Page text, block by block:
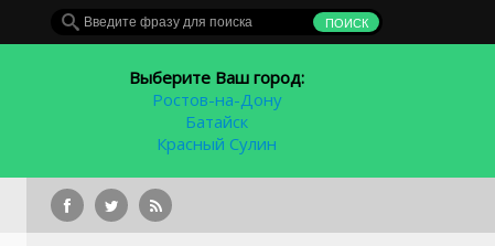
Выберите Ваш город:
Ростов-на-Дону
Батайск
Красный Сулин